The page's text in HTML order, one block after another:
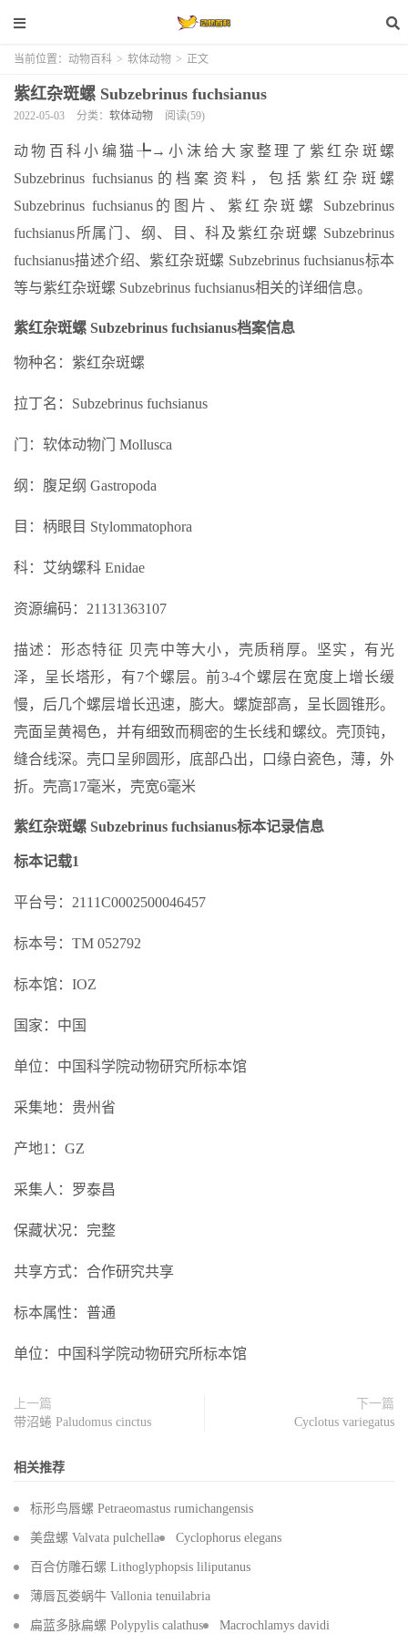
当前位置： 动物百科 > 软体动物 > 正文
紫红杂斑螺 Subzebrinus fuchsianus
2022-05-03 分类： 软体动物 阅读(59)
动物百科小编猫╄→小沫给大家整理了紫红杂斑螺
Subzebrinus fuchsianus的档案资料，包括紫红杂斑螺
Subzebrinus fuchsianus的图片、紫红杂斑螺 Subzebrinus
fuchsianus所属门、纲、目、科及紫红杂斑螺 Subzebrinus
fuchsianus描述介绍、紫红杂斑螺 Subzebrinus fuchsianus标本
等与紫红杂斑螺 Subzebrinus fuchsianus相关的详细信息。
紫红杂斑螺 Subzebrinus fuchsianus档案信息
物种名：紫红杂斑螺
拉丁名：Subzebrinus fuchsianus
门：软体动物门 Mollusca
纲：腹足纲 Gastropoda
目：柄眼目 Stylommatophora
科：艾纳螺科 Enidae
资源编码：21131363107
描述：形态特征 贝壳中等大小，壳质稍厚。坚实，有光
泽，呈长塔形，有7个螺层。前3-4个螺层在宽度上增长缓
慢，后几个螺层增长迅速，膨大。螺旋部高，呈长圆锥形。
壳面呈黄褐色，并有细致而稠密的生长线和螺纹。壳顶钝，
缝合线深。壳口呈卵圆形，底部凸出，口缘白瓷色，薄，外
折。壳高17毫米，壳宽6毫米
紫红杂斑螺 Subzebrinus fuchsianus标本记录信息
标本记载1
平台号：2111C0002500046457
标本号：TM 052792
标本馆：IOZ
国家：中国
单位：中国科学院动物研究所标本馆
采集地：贵州省
产地1：GZ
采集人：罗泰昌
保藏状况：完整
共享方式：合作研究共享
标本属性：普通
单位：中国科学院动物研究所标本馆
上一篇
带沼蜷 Paludomus cinctus
下一篇
Cyclotus variegatus
相关推荐
标形鸟唇螺 Petraeomastus rumichangensis
美盘螺 Valvata pulchella Cyclophorus elegans
百合仿雕石螺 Lithoglyphopsis liliputanus
薄唇瓦娄蜗牛 Vallonia tenuilabria
扁蓝多脉扁螺 Polypylis calathus Macrochlamys davidi